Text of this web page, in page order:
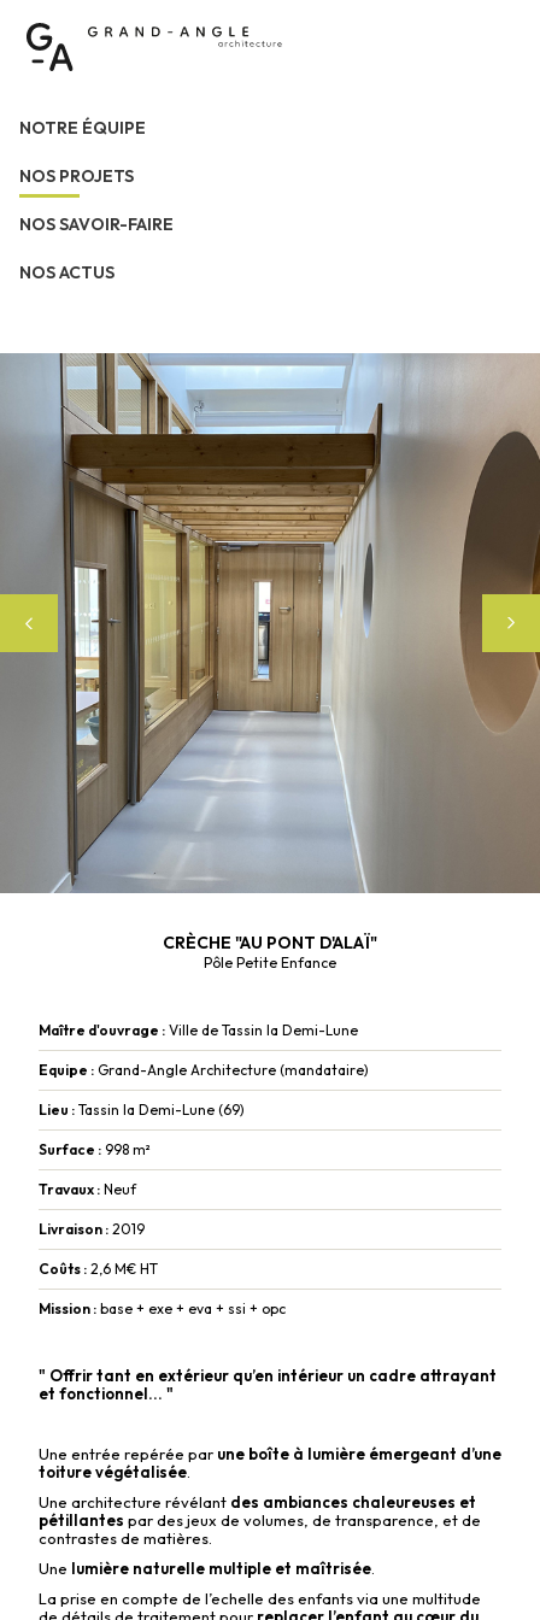
NOTRE ÉQUIPE
NOS PROJETS
NOS SAVOIR-FAIRE
NOS ACTUS
CRÈCHE "AU PONT D'ALAÏ"
Pôle Petite Enfance
Maître d'ouvrage : Ville de Tassin la Demi-Lune
Equipe : Grand-Angle Architecture (mandataire)
Lieu : Tassin la Demi-Lune (69)
Surface : 998 m²
Travaux : Neuf
Livraison : 2019
Coûts : 2,6 M€ HT
Mission : base + exe + eva + ssi + opc
" Offrir tant en extérieur qu’en intérieur un cadre attrayant
et fonctionnel... "
Une entrée repérée par une boîte à lumière émergeant d’une
toiture végétalisée
Une architecture révélant des ambiances chaleureuses et
pétillantes par des jeux de volumes, de transparence, et de
contrastes de matières.
Une lumière naturelle multiple et maîtrisée
La prise en compte de l’echelle des enfants via une multitude